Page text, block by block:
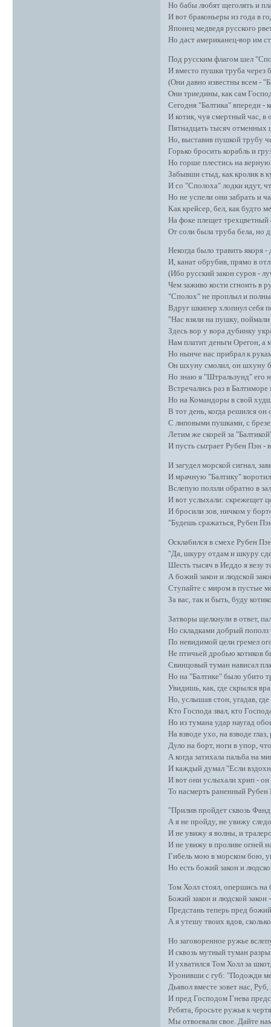
Но бабы любят щеголять и
И вот браконьеры из года в
Японец медведя русского
Но даст американец-вор им
Под русским флагом шел
И вместо пушки труба через
(Они давно известны всем -
Они триедины, как сам
Сегодня "Балтика" впереди -
И котик, чуя смертный час, в
Пятнадцать тысяч отменных
Но, выставив пушкой трубу
Горько бросить корабль и
Но горше плестись на
Забывши стыд, как кролик в
И со "Сполоха" лодки идут,
Но не успели они забрать и
Как крейсер, бел, как будто
На фоке плещет трехцветный
От соли была труба бела, но
Некогда было травить якоря -
И, канат обрубив, прямо в
(Ибо русский закон суров -
Чем заживо кости сгноить в
"Сполох" не проплыл и
Вдруг шкипер хлопнул себя
"Нас взяли на пушку,
Здесь вор у вора дубинку
Нам платит деньги Орегон, а
Но нынче нас прибрал к
Он шхуну смолил, он шхуну
Но знаю я "Штральзунд" его
Встречались раз в
Но на Командоры в свой
В тот день, когда решился он
С липовыми пушками, с
Летим же скорей за
И пусть сыграет Рубен Пэн -
И загудел морской сигнал,
И мрачную "Балтику"
Вслепую ползли обратно в
И вот услыхали: скрежещет
И бросили зов, ничком у
"Будешь сражаться, Рубен
Осклабился в смехе Рубен
"Да, шкуру отдам и шкуру
Шесть тысяч в Иеддо я везу
А божий закон и людской
Ступайте с миром в пустые
За вас, так и быть, буду
Затворы щелкнули в ответ,
Но складками добрый пополз
По невидимой цели гремел
Не птичьей дробью котиков
Свинцовый туман нависал
Но на "Балтике" было убито
Увидишь, как, где скрылся
Но, услышав стон, угадав,
Кто Господа звал, кто
Но из тумана удар наугад
На взводе ухо, на взводе
Дуло на борт, ноги в упор,
А когда затихала пальба на
И каждый думал "Если
И вот они услыхали хрип - он
То насмерть раненный Рубен
"Прилив пройдет сквозь
А я не пройду, не увижу
И не увижу я волны, и
И не увижу в проливе огней
Гибель мою в морском бою,
Но есть божий закон и
Том Холл стоял, опершись
Божий закон и людской закон
Предстань теперь пред
А я утешу твоих вдов,
Но заговоренное ружье
И сквозь мутный туман
И ухватился Том Холл за
Уронивши с губ: "Подожди
Дьявол вместе зовет нас,
И пред Господом Гнева
Ребята, бросьте ружья к
Мы отвоевали свое. Дайте